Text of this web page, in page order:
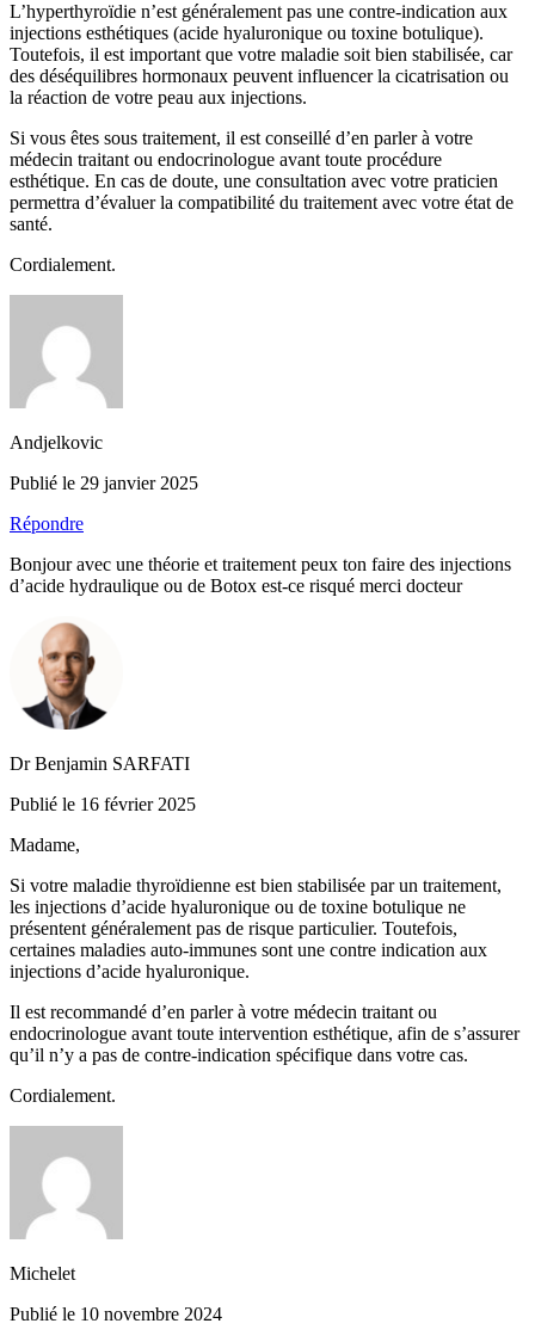
L’hyperthyroïdie n’est généralement pas une contre-indication aux
injections esthétiques (acide hyaluronique ou toxine botulique).
Toutefois, il est important que votre maladie soit bien stabilisée, car
des déséquilibres hormonaux peuvent influencer la cicatrisation ou
la réaction de votre peau aux injections.
Si vous êtes sous traitement, il est conseillé d’en parler à votre
médecin traitant ou endocrinologue avant toute procédure
esthétique. En cas de doute, une consultation avec votre praticien
permettra d’évaluer la compatibilité du traitement avec votre état de
santé.
Cordialement.
Andjelkovic
Publié le 29 janvier 2025
Répondre
Bonjour avec une théorie et traitement peux ton faire des injections
d’acide hydraulique ou de Botox est-ce risqué merci docteur
Dr Benjamin SARFATI
Publié le 16 février 2025
Madame,
Si votre maladie thyroïdienne est bien stabilisée par un traitement,
les injections d’acide hyaluronique ou de toxine botulique ne
présentent généralement pas de risque particulier. Toutefois,
certaines maladies auto-immunes sont une contre indication aux
injections d’acide hyaluronique.
Il est recommandé d’en parler à votre médecin traitant ou
endocrinologue avant toute intervention esthétique, afin de s’assurer
qu’il n’y a pas de contre-indication spécifique dans votre cas.
Cordialement.
Michelet
Publié le 10 novembre 2024